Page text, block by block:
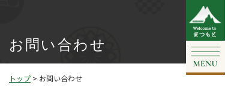
お問い合わせ
トップ > お問い合わせ